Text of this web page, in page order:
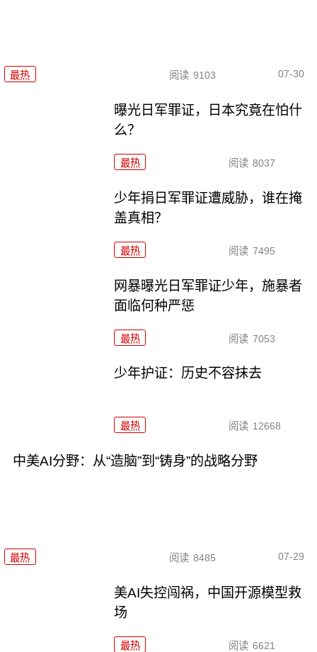
最热 阅读 9103 07-30
曝光日军罪证，日本究竟在怕什
么？
最热 阅读 8037
少年捐日军罪证遭威胁，谁在掩
盖真相？
最热 阅读 7495
网暴曝光日军罪证少年，施暴者
面临何种严惩
最热 阅读 7053
少年护证：历史不容抹去
最热 阅读 12668
中美AI分野：从“造脑”到“铸身”的战略分野
最热 阅读 8485 07-29
美AI失控闯祸，中国开源模型救
场
最热 阅读 6621